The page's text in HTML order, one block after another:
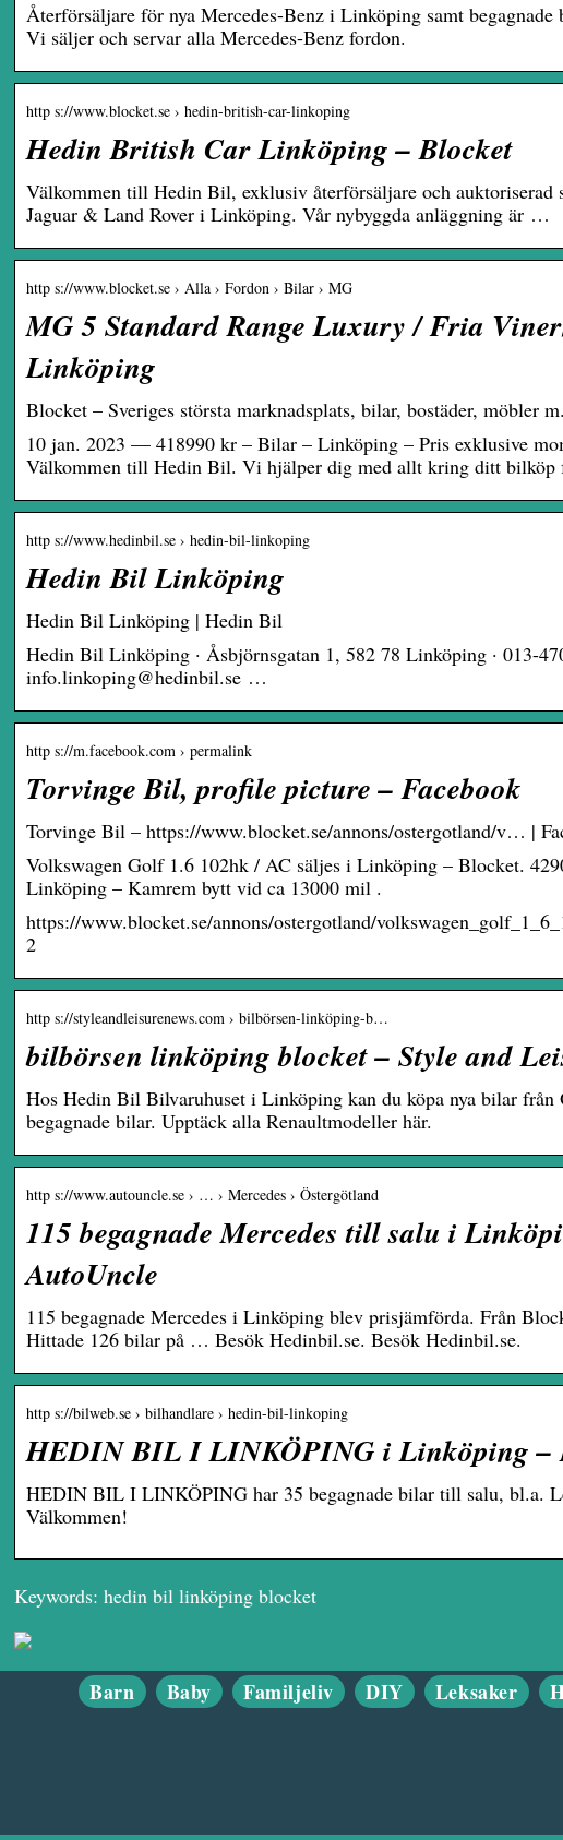
Återförsäljare för nya Mercedes-Benz i Linköping samt begagnade
Vi säljer och servar alla Mercedes-Benz fordon.
http s://www.blocket.se › hedin-british-car-linkoping
Hedin British Car Linköping – Blocket
Välkommen till Hedin Bil, exklusiv återförsäljare och auktoriserad
Jaguar & Land Rover i Linköping. Vår nybyggda anläggning är …
http s://www.blocket.se › Alla › Fordon › Bilar › MG
MG 5 Standard Range Luxury / Fria
Linköping
Blocket – Sveriges största marknadsplats, bilar, bostäder, möbler
10 jan. 2023 — 418990 kr – Bilar – Linköping – Pris exklusive
Välkommen till Hedin Bil. Vi hjälper dig med allt kring ditt
http s://www.hedinbil.se › hedin-bil-linkoping
Hedin Bil Linköping
Hedin Bil Linköping | Hedin Bil
Hedin Bil Linköping · Åsbjörnsgatan 1, 582 78 Linköping · 013-
info.linkoping@hedinbil.se …
http s://m.facebook.com › permalink
Torvinge Bil, profile picture – Facebook
Torvinge Bil – https://www.blocket.se/annons/ostergotland/v… |
Volkswagen Golf 1.6 102hk / AC säljes i Linköping – Blocket.
Linköping – Kamrem bytt vid ca 13000 mil .
https://www.blocket.se/annons/ostergotland/
2
http s://styleandleisurenews.com › bilbörsen-linköping-b…
bilbörsen linköping blocket – Style and
Hos Hedin Bil Bilvaruhuset i Linköping kan du köpa nya bilar från
begagnade bilar. Upptäck alla Renaultmodeller här.
http s://www.autouncle.se › … › Mercedes › Östergötland
115 begagnade Mercedes till salu i
AutoUncle
115 begagnade Mercedes i Linköping blev prisjämförda. Från
Hittade 126 bilar på … Besök Hedinbil.se. Besök Hedinbil.se.
http s://bilweb.se › bilhandlare › hedin-bil-linkoping
HEDIN BIL I LINKÖPING i Linköping –
HEDIN BIL I LINKÖPING har 35 begagnade bilar till salu, bl.a.
Välkommen!
Keywords: hedin bil linköping blocket
Barn Baby Familjeliv DIY Leksaker